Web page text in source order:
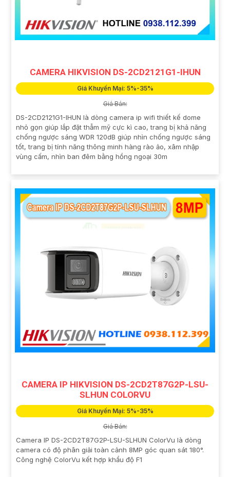
CAMERA HIKVISION DS-2CD2121G1-IHUN
Giá Khuyến Mại: 5%-35%
Giá Bán:
DS-2CD2121G1-IHUN là dòng camera ip wifi thiết kế dome
nhỏ gọn giúp lắp đặt thẫm mỹ cực kì cao, trang bị khả năng
chống ngược sáng WDR 120dB giúp nhìn chống ngược sáng
tốt, trang bị tính năng thông minh hàng rào ảo, xâm nhập
vùng cấm, nhìn ban đêm bằng hồng ngoại 30m
CAMERA IP HIKVISION DS-2CD2T87G2P-LSU-
SLHUN COLORVU
Giá Khuyến Mại: 5%-35%
Giá Bán:
Camera IP DS-2CD2T87G2P-LSU-SLHUN ColorVu là dòng
camera có độ phân giải toàn cảnh 8MP góc quan sát 180°.
Công nghệ ColorVu kết hợp khẩu độ F1